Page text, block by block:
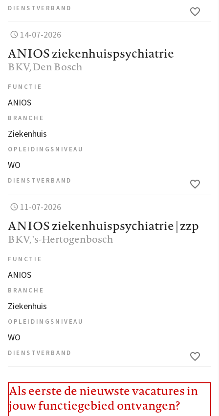
DIENSTVERBAND
14-07-2026
ANIOS ziekenhuispsychiatrie
BKV, Den Bosch
FUNCTIE
ANIOS
BRANCHE
Ziekenhuis
OPLEIDINGSNIVEAU
WO
DIENSTVERBAND
11-07-2026
ANIOS ziekenhuispsychiatrie | zzp
BKV, 's-Hertogenbosch
FUNCTIE
ANIOS
BRANCHE
Ziekenhuis
OPLEIDINGSNIVEAU
WO
DIENSTVERBAND
Als eerste de nieuwste vacatures in
jouw functiegebied ontvangen?